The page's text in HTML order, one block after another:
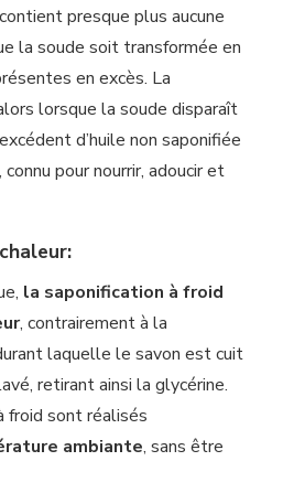
presque plus aucune
la soude soit transformée en
en excès. La
lorsque la soude disparaît
d’huile non saponifiée
pour nourrir, adoucir et
la saponification à froid
, contrairement à la
laquelle le savon est cuit
retirant ainsi la glycérine.
froid sont réalisés
ambiante, sans être